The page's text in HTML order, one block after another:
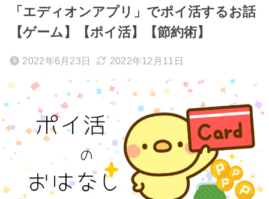
「エディオンアプリ」でポイ活するお話
【ゲーム】【ポイ活】【節約術】
2022年6月23日 2022年12月11日